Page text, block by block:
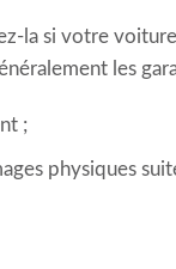
la si votre
les
;
physiques